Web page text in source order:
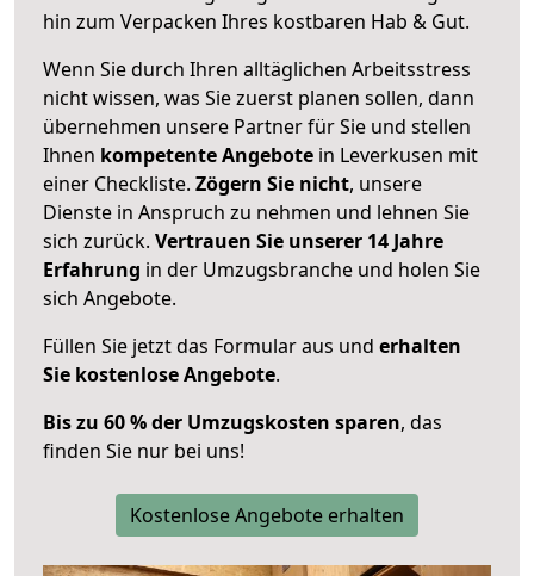
hin zum Verpacken Ihres kostbaren Hab & Gut.
Wenn Sie durch Ihren alltäglichen Arbeitsstress
nicht wissen, was Sie zuerst planen sollen, dann
übernehmen unsere Partner für Sie und stellen
Ihnen kompetente Angebote in Leverkusen mit
einer Checkliste. Zögern Sie nicht, unsere
Dienste in Anspruch zu nehmen und lehnen Sie
sich zurück. Vertrauen Sie unserer 14 Jahre
Erfahrung in der Umzugsbranche und holen Sie
sich Angebote.
Füllen Sie jetzt das Formular aus und erhalten
Sie kostenlose Angebote.
Bis zu 60 % der Umzugskosten sparen, das
finden Sie nur bei uns!
Kostenlose Angebote erhalten